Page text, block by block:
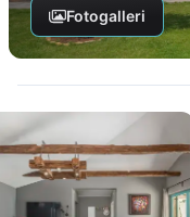
Fotogalleri